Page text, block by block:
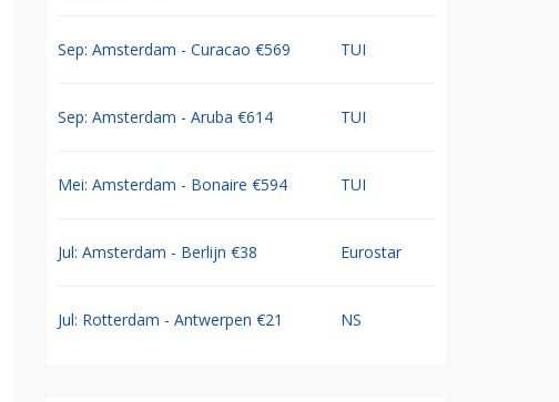
Sep: Amsterdam - Curacao €569 TUI
Sep: Amsterdam - Aruba €614 TUI
Mei: Amsterdam - Bonaire €594 TUI
Jul: Amsterdam - Berlijn €38 Eurostar
Jul: Rotterdam - Antwerpen €21 NS